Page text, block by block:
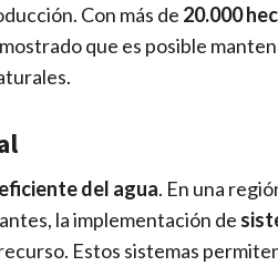
Con más de 20.000
que es posible
del agua. En una
la implementación de
Estos sistemas